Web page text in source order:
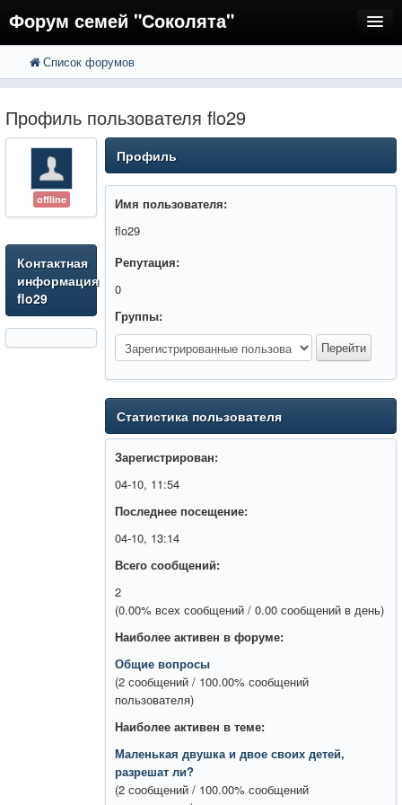
Форум семей "Соколята"
FAQ
Регистрация
Вход
Список форумов
Профиль пользователя flo29
offline
Контактная
информация
flo29
Профиль
Имя пользователя:
flo29
Репутация:
0
Группы:
Статистика пользователя
Зарегистрирован:
04-10, 11:54
Последнее посещение:
04-10, 13:14
Всего сообщений:
2
(0.00% всех сообщений / 0.00 сообщений в день)
Наиболее активен в форуме:
Общие вопросы
(2 сообщений / 100.00% сообщений
пользователя)
Наиболее активен в теме:
Маленькая двушка и двое своих детей,
разрешат ли?
(2 сообщений / 100.00% сообщений